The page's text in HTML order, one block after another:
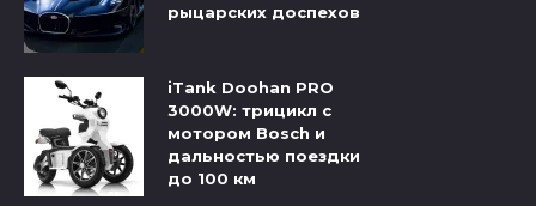
рыцарских доспехов
iTank Doohan PRO
3000W: трицикл с
мотором Bosch и
дальностью поездки
до 100 км